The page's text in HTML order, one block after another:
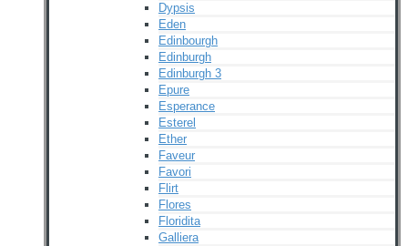
Dypsis
Eden
Edinbourgh
Edinburgh
Edinburgh 3
Epure
Esperance
Esterel
Ether
Faveur
Favori
Flirt
Flores
Floridita
Galliera